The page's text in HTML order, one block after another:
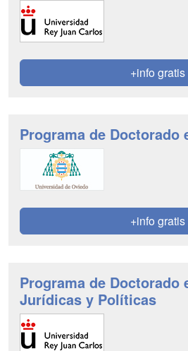
+info gratis
Programa de Doctorado
+info gratis
Programa de Doctorado
Jurídicas y Políticas